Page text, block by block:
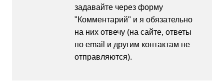
задавайте через форму
"Комментарий" и я обязательно
на них отвечу (на сайте, ответы
по email и другим контактам не
отправляются).